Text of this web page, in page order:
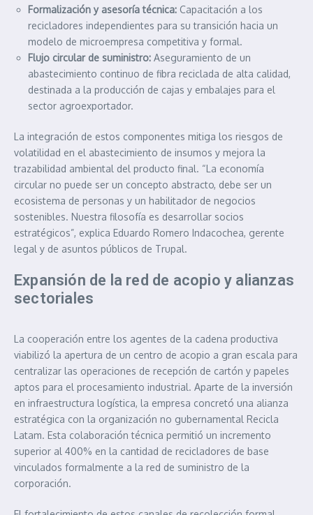
Formalización y asesoría técnica: Capacitación a los
recicladores independientes para su transición hacia un
modelo de microempresa competitiva y formal.
Flujo circular de suministro: Aseguramiento de un
abastecimiento continuo de fibra reciclada de alta calidad,
destinada a la producción de cajas y embalajes para el
sector agroexportador.
La integración de estos componentes mitiga los riesgos de
volatilidad en el abastecimiento de insumos y mejora la
trazabilidad ambiental del producto final. “La economía
circular no puede ser un concepto abstracto, debe ser un
ecosistema de personas y un habilitador de negocios
sostenibles. Nuestra filosofía es desarrollar socios
estratégicos”, explica Eduardo Romero Indacochea, gerente
legal y de asuntos públicos de Trupal.
Expansión de la red de acopio y alianzas
sectoriales
La cooperación entre los agentes de la cadena productiva
viabilizó la apertura de un centro de acopio a gran escala para
centralizar las operaciones de recepción de cartón y papeles
aptos para el procesamiento industrial. Aparte de la inversión
en infraestructura logística, la empresa concretó una alianza
estratégica con la organización no gubernamental Recicla
Latam. Esta colaboración técnica permitió un incremento
superior al 400% en la cantidad de recicladores de base
vinculados formalmente a la red de suministro de la
corporación.